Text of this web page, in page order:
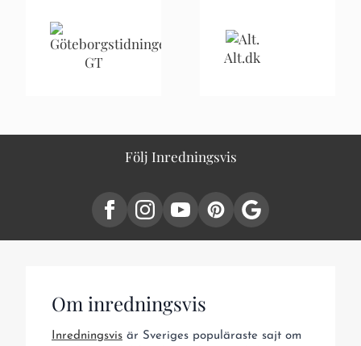
GT Alt.dk
Följ Inredningsvis
Om inredningsvis
Inredningsvis är Sveriges populäraste sajt om